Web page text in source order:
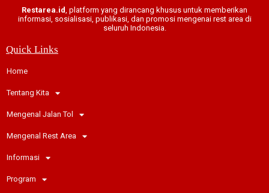
Restarea.id, platform yang dirancang khusus untuk memberikan
informasi, sosialisasi, publikasi, dan promosi mengenai rest area di
seluruh Indonesia.
Quick Links
Home
Tentang Kita
Mengenal Jalan Tol
Mengenal Rest Area
Informasi
Program